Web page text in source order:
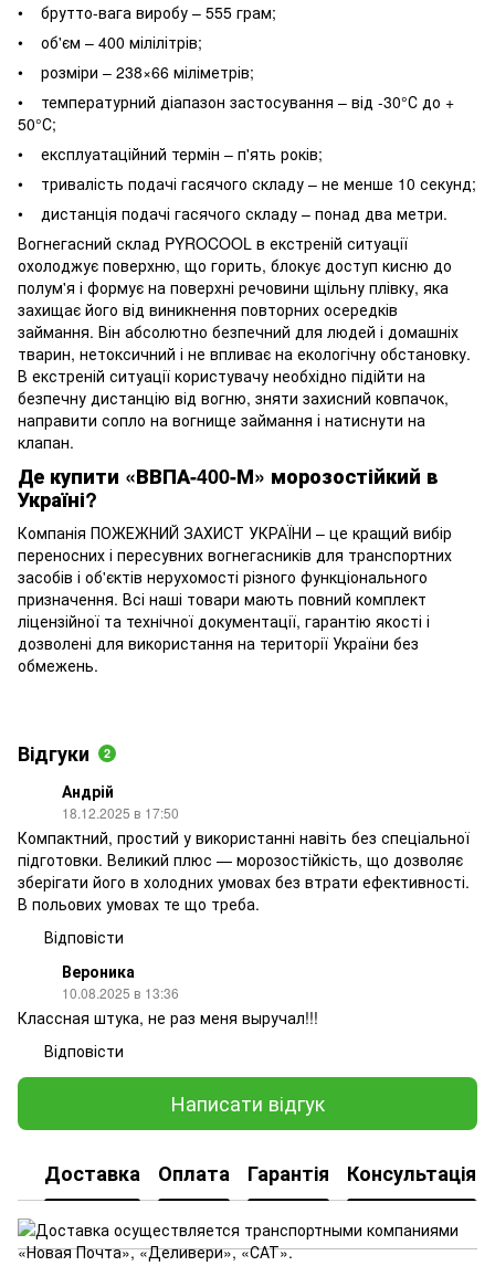
• брутто-вага виробу – 555 грам;
• об'єм – 400 мілілітрів;
• розміри – 238×66 міліметрів;
• температурний діапазон застосування – від -30°С до +
50°С;
• експлуатаційний термін – п'ять років;
• тривалість подачі гасячого складу – не менше 10 секунд;
• дистанція подачі гасячого складу – понад два метри.
Вогнегасний склад PYROCOOL в екстреній ситуації
охолоджує поверхню, що горить, блокує доступ кисню до
полум'я і формує на поверхні речовини щільну плівку, яка
захищає його від виникнення повторних осередків
займання. Він абсолютно безпечний для людей і домашніх
тварин, нетоксичний і не впливає на екологічну обстановку.
В екстреній ситуації користувачу необхідно підійти на
безпечну дистанцію від вогню, зняти захисний ковпачок,
направити сопло на вогнище займання і натиснути на
клапан.
Де купити «ВВПА-400-М» морозостійкий в
Україні?
Компанія ПОЖЕЖНИЙ ЗАХИСТ УКРАЇНИ – це кращий вибір
переносних і пересувних вогнегасників для транспортних
засобів і об'єктів нерухомості різного функціонального
призначення. Всі наші товари мають повний комплект
ліцензійної та технічної документації, гарантію якості і
дозволені для використання на території України без
обмежень.
Відгуки 2
Андрій
18.12.2025 в 17:50
Компактний, простий у використанні навіть без спеціальної
підготовки. Великий плюс — морозостійкість, що дозволяє
зберігати його в холодних умовах без втрати ефективності.
В польових умовах те що треба.
Відповісти
Вероника
10.08.2025 в 13:36
Классная штука, не раз меня выручал!!!
Відповісти
Написати відгук
Доставка Оплата Гарантія Консультація